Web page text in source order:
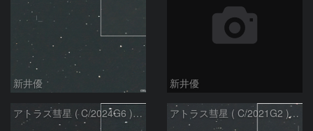
新井優 新井優
アトラス彗星 ( C/2024G6 )：2026/07/08 アトラス彗星 ( C/2021G2 )：2026/07/08